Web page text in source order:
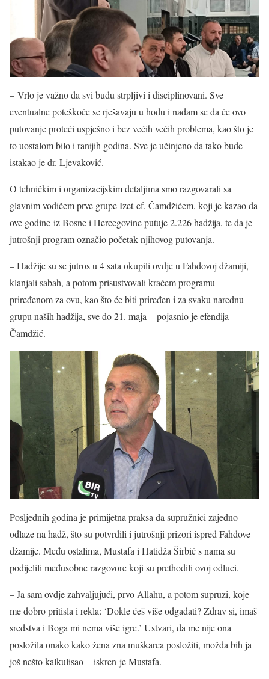
– Vrlo je važno da svi budu strpljivi i disciplinovani. Sve
eventualne poteškoće se rješavaju u hodu i nadam se da će ovo
putovanje proteći uspješno i bez većih većih problema, kao što je
to uostalom bilo i ranijih godina. Sve je učinjeno da tako bude –
istakao je dr. Ljevaković.
O tehničkim i organizacijskim detaljima smo razgovarali sa
glavnim vodičem prve grupe Izet-ef. Čamdžićem, koji je kazao da
ove godine iz Bosne i Hercegovine putuje 2.226 hadžija, te da je
jutrošnji program označio početak njihovog putovanja.
– Hadžije su se jutros u 4 sata okupili ovdje u Fahdovoj džamiji,
klanjali sabah, a potom prisustvovali kraćem programu
priređenom za ovu, kao što će biti priređen i za svaku narednu
grupu naših hadžija, sve do 21. maja – pojasnio je efendija
Čamdžić.
Posljednih godina je primijetna praksa da supružnici zajedno
odlaze na hadž, što su potvrdili i jutrošnji prizori ispred Fahdove
džamije. Među ostalima, Mustafa i Hatidža Širbić s nama su
podijelili međusobne razgovore koji su prethodili ovoj odluci.
– Ja sam ovdje zahvaljujući, prvo Allahu, a potom supruzi, koje
me dobro pritisla i rekla: ‘Dokle ćeš više odgađati? Zdrav si, imaš
sredstva i Boga mi nema više igre.’ Ustvari, da me nije ona
posložila onako kako žena zna muškarca posložiti, možda bih ja
još nešto kalkulisao – iskren je Mustafa.